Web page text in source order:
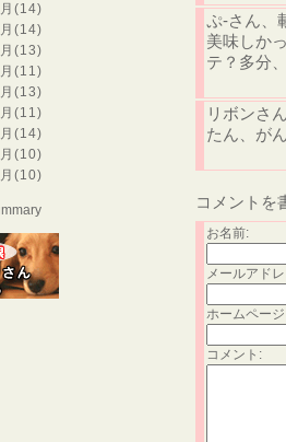
(14)
(14)
(13)
(11)
(13)
(11)
(14)
(10)
(10)
ぷ-さん、
美味しか
テ？多分
リボンさ
たん、が
コメントを
お名前:
メールアド
ホームペー
コメント: